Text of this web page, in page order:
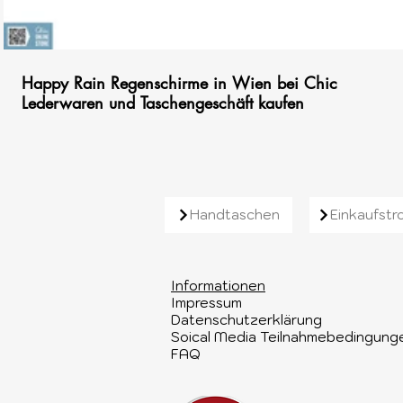
Happy Rain Regenschirme in Wien bei Chic
Lederwaren und Taschengeschäft kaufen
Handtaschen
Informationen​
Impressum
Datenschutzerklärung
Soical Media
FAQ